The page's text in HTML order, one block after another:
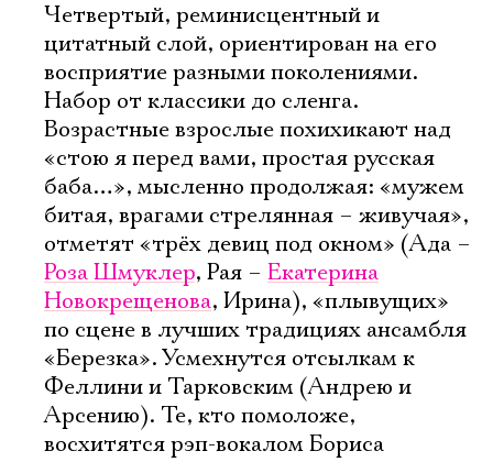
Четвертый, реминисцентный и
цитатный слой, ориентирован на его
восприятие разными поколениями.
Набор от классики до сленга.
Возрастные взрослые похихикают над
«стою я перед вами, простая русская
баба…», мысленно продолжая: «мужем
битая, врагами стрелянная – живучая»,
отметят «трёх девиц под окном» (Ада –
Роза Шмуклер, Рая – Екатерина
Новокрещенова, Ирина), «плывущих»
по сцене в лучших традициях ансамбля
«Березка». Усмехнутся отсылкам к
Феллини и Тарковским (Андрею и
Арсению). Те, кто помоложе,
восхитятся рэп-вокалом Бориса